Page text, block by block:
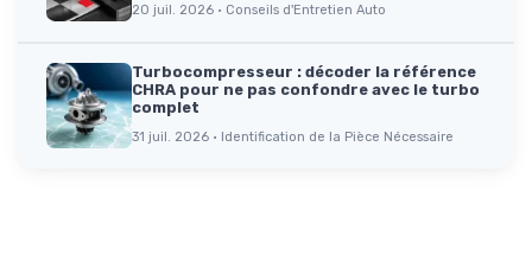
20 juil. 2026 · Conseils d'Entretien Auto
Turbocompresseur : décoder la référence
CHRA pour ne pas confondre avec le turbo
complet
31 juil. 2026 · Identification de la Pièce Nécessaire